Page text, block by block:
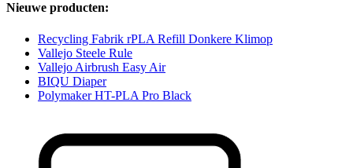
Nieuwe producten:
Recycling Fabrik rPLA Refill Donkere Klimop
Vallejo Steele Rule
Vallejo Airbrush Easy Air
BIQU Diaper
Polymaker HT-PLA Pro Black